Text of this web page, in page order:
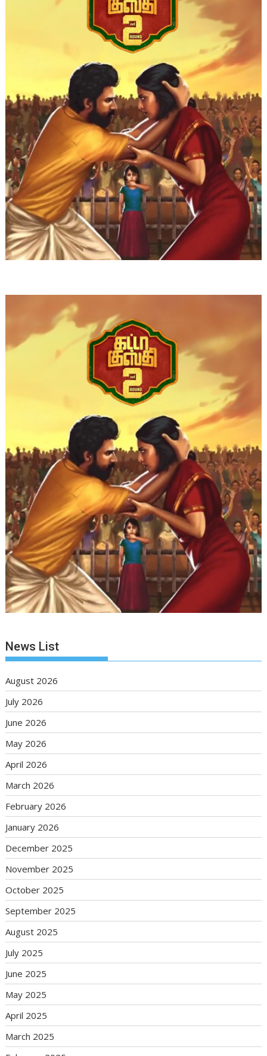
News List
August 2026
July 2026
June 2026
May 2026
April 2026
March 2026
February 2026
January 2026
December 2025
November 2025
October 2025
September 2025
August 2025
July 2025
June 2025
May 2025
April 2025
March 2025